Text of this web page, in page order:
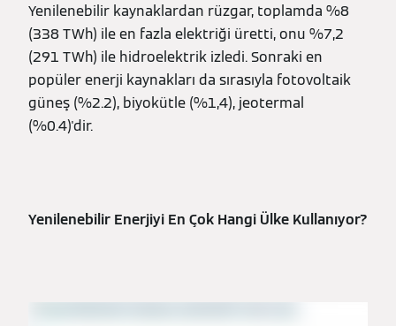
Yenilenebilir kaynaklardan rüzgar, toplamda %8
(338 TWh) ile en fazla elektriği üretti, onu %7,2
(291 TWh) ile hidroelektrik izledi. Sonraki en
popüler enerji kaynakları da sırasıyla fotovoltaik
güneş (%2.2), biyokütle (%1,4), jeotermal
(%0.4)'dir.
Yenilenebilir Enerjiyi En Çok Hangi Ülke Kullanıyor?